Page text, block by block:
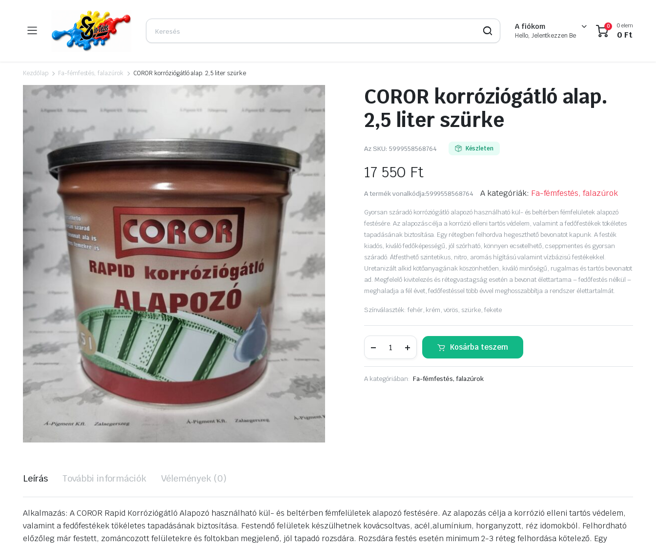
A fiókom
Hello, Jelentkezzen Be
0 0 elem
0 Ft
Kezdőlap Fa-fémfestés, falazúrok COROR korróziógátló alap. 2,5 liter szürke
COROR korróziógátló alap.
2,5 liter szürke
Az SKU: 5999558568764 Készleten
17 550 Ft
A termék vonalkódja:5999558568764 A kategóriák: Fa-fémfestés, falazúrok
Gyorsan száradó korróziógátló alapozó használható kül- és beltérben fémfelületek alapozó
festésére. Az alapozás célja a korrózió elleni tartós védelem, valamint a fedőfestékek tökéletes
tapadásának biztosítása. Egy rétegben felhordva hegeszthető bevonatot kapunk. A festék
kiadós, kiváló fedőképességű, jól szórható, könnyen ecsetelhető, cseppmentes és gyorsan
száradó. Átfesthető szintetikus, nitro, aromás hígítású valamint vízbázisú festékekkel.
Uretanizált alkid kötőanyagának köszönhetően, kiváló minőségű, rugalmas és tartós bevonatot
ad. Megfelelő kivitelezés és rétegvastagság esetén a bevonat élettartama – fedőfestés nélkül –
meghaladja a fél évet, fedőfestéssel több évvel meghosszabbítja a rendszer élettartalmát.
Színválaszték: fehér, krém, vörös, szürke, fekete
korróziógátló
2,5
szürke
Kosárba teszem
A kategóriában: Fa-fémfestés, falazúrok
Leírás További információk Vélemények (0)
Alkalmazás: A COROR Rapid Korróziógátló Alapozó használható kül- és beltérben fémfelületek alapozó festésére. Az alapozás célja a korrózió elleni tartós védelem,
valamint a fedőfestékek tökéletes tapadásának biztosítása. Festendő felületek készülhetnek kovácsoltvas, acél,alumínium, horganyzott, réz idomokból. Felhordható
előzőleg már festett, zománcozott felületekre és foltokban megjelenő, jól tapadó rozsdára. Rozsdára festés esetén minimum 2-3 réteg felhordása kötelező. Egy